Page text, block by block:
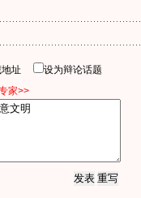
地址
设为辩论话题
家>>